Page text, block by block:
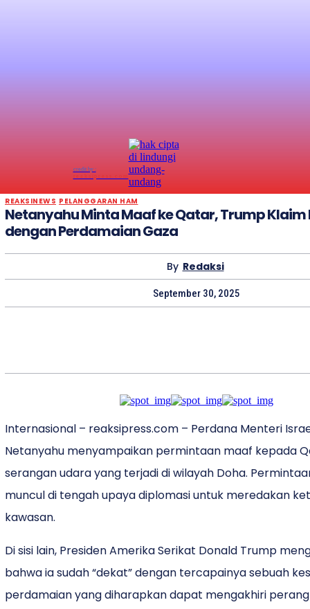
credit by :
reaksipress.com
REAKSINEWS PELANGGARAN HAM
Netanyahu Minta Maaf ke Qatar, Trump Klaim
dengan Perdamaian Gaza
By Redaksi
September 30, 2025
Internasional – reaksipress.com – Perdana Menteri
Netanyahu menyampaikan permintaan maaf kepada
serangan udara yang terjadi di wilayah Doha.
muncul di tengah upaya diplomasi untuk meredakan
kawasan.
Di sisi lain, Presiden Amerika Serikat Donald Trump
bahwa ia sudah “dekat” dengan tercapainya sebuah
perdamaian yang diharapkan dapat mengakhiri perang